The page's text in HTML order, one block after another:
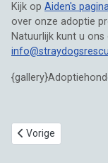
Kijk op Aiden's
over onze adoptie
Natuurlijk kunt u
Vorig artikel: Hulp
Vorige